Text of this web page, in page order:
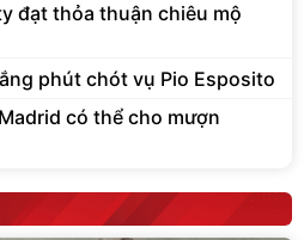
đạt thỏa thuận chiêu mộ
phút chót vụ Pio Esposito
có thể cho mượn